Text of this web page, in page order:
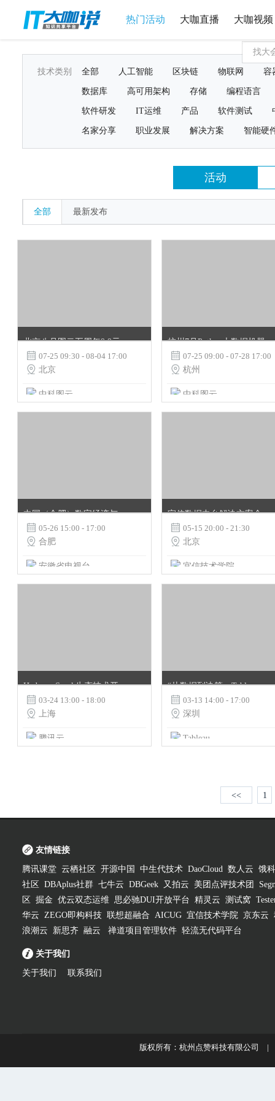
热门活动 大咖直播 大咖视频
技术类别 全部 人工智能 区块链 物联网 容
数据库 高可用架构 存储 编程语言
软件研发 IT运维 产品 软件测试
名家分享 职业发展 解决方案 智能硬
活动
全部 最新发布
北京八月图云五周年9.9元特惠AI HPC云暑期培训班
 07-25 09:30 - 08-04 17:00
 北京
中科图云
杭州7月Python大数据机器学习实战
 07-25 09:00 - 07-28 17:00
 杭州
中科图云
中国（合肥）数字经济与区块链技术应用高峰论坛新闻发布会
 05-26 15:00 - 17:00
 合肥
安徽省电视台
宜信数据中台解决方案全揭秘(一)——数据中台整体介绍|宜信技术沙龙第11期
 05-15 20:00 - 21:30
 北京
宜信技术学院
Hadoop+Spark生态技术开放日
 03-24 13:00 - 18:00
 上海
腾讯云
“从数据到决策，Tableau 推动智能分析时代”研讨会
 03-13 14:00 - 17:00
 深圳
Tableau
<< 1
友情链接
腾讯课堂 云栖社区 开源中国 中生代技术 DaoCloud 数人云 饿
社区
DBAplus社群 七牛云 DBGeek 又拍云 美团点评技术团
区
掘金 优云双态运维 思必驰DUI开放平台 精灵云 测试窝
华云 ZEGO即构科技 联想超融合 AICUG 宜信技术学院 京东云
浪潮云
新思齐 融云 禅道项目管理软件 轻流无代码平台
关于我们
关于我们 联系我们
版权所有：杭州点赞科技有限公司